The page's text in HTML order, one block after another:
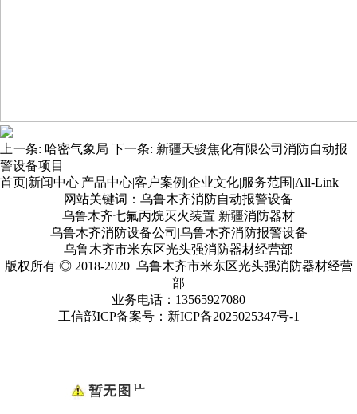
上一条: 哈密气象局 下一条: 新疆天骏焦化有限公司消防自动报
警设备项目
首页|新闻中心|产品中心|客户案例 |企业文化|服务范围 |All-Link
网站关键词：乌鲁木齐消防自动报警设备
乌鲁木齐七氟丙烷灭火装置 新疆消防器材
乌鲁木齐消防设备公司|乌鲁木齐消防报警设备
乌鲁木齐市米东区光头强消防器材经营部
版权所有 ◎ 2018-2020 乌鲁木齐市米东区光头强消防器材经营
部
业务电话：13565927080
工信部ICP备案号： 新ICP备2025025347号-1